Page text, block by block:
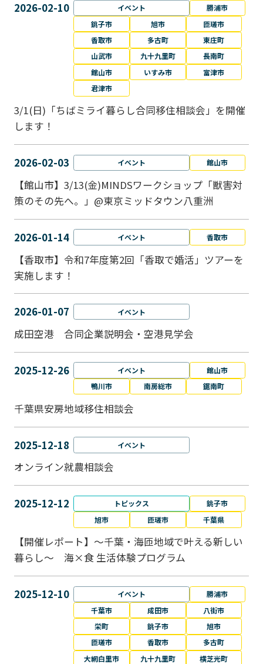
2026-02-10 イベント
勝浦市
銚子市
旭市
匝瑳市
香取市
多古町
東庄町
山武市
九十九里町
長南町
館山市
いすみ市
富津市
君津市
3/1(日)「ちばミライ暮らし合同移住相談会」を開催
します！
2026-02-03 イベント 館山市
【館山市】3/13(金)MINDSワークショップ「獣害対
策のその先へ。」@東京ミッドタウン八重洲
2026-01-14 イベント 香取市
【香取市】令和7年度第2回「香取で婚活」ツアーを
実施します！
2026-01-07 イベント
成田空港 合同企業説明会・空港見学会
2025-12-26 イベント
館山市
鴨川市
南房総市 鋸南町
千葉県安房地域移住相談会
2025-12-18 イベント
オンライン就農相談会
2025-12-12 トピックス
銚子市
旭市
匝瑳市 千葉県
【開催レポート】～千葉・海匝地域で叶える新しい
暮らし～ 海×食 生活体験プログラム
2025-12-10 イベント
勝浦市
千葉市
成田市
八街市
栄町
銚子市
旭市
匝瑳市
香取市
多古町
大網白里市
九十九里町
横芝光町